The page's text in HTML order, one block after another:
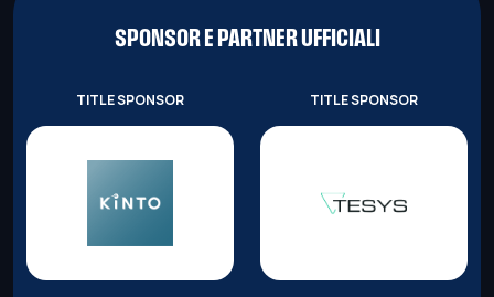
SPONSOR E PARTNER UFFICIALI
TITLE SPONSOR TITLE SPONSOR